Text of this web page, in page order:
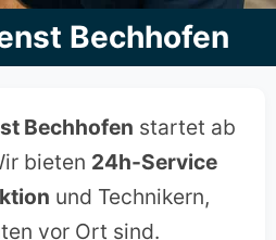
Bechhofen
Bechhofen startet ab
bieten 24h-Service
und Technikern,
vor Ort sind.